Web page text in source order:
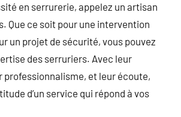
en serrurerie, appelez un artisan
Que ce soit pour une intervention
un projet de sécurité, vous pouvez
des serruriers. Avec leur
professionnalisme, et leur écoute,
d’un service qui répond à vos